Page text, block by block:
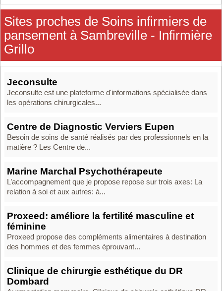
Sites proches de Soins infirmiers de
pansement à Sambreville - Infirmière
Grillo
Jeconsulte
Jeconsulte est une plateforme d'informations spécialisée dans
les opérations chirurgicales...
Centre de Diagnostic Verviers Eupen
Besoin de soins de santé réalisés par des professionnels en la
matière ? Les Centre de...
Marine Marchal Psychothérapeute
L’accompagnement que je propose repose sur trois axes: La
relation à soi et aux autres: à...
Proxeed: améliore la fertilité masculine et
féminine
Proxeed propose des compléments alimentaires à destination
des hommes et des femmes éprouvant...
Clinique de chirurgie esthétique du DR
Dombard